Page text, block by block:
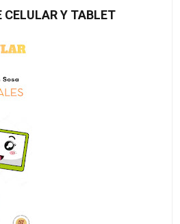
CELULAR Y TABLET